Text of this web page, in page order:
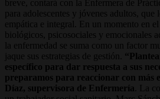
breve, contará con la Enfermera de
para adolescentes y jóvenes adultos, que
empática e integral. En un momento en
biológicos, psicosociales y emocionales
la enfermedad se suma como un factor
jaque sus estrategias de gestión.
específico para dar respuesta a sus
preparamos para reaccionar con más
Díaz, supervisora de Enfermería . La